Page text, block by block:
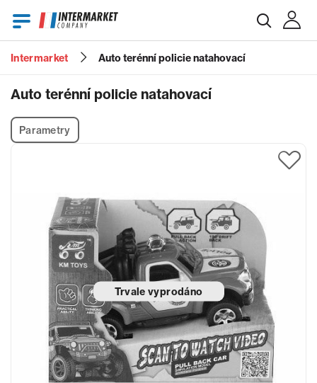
Heslo
Zapomenuté heslo?
Intermarket Auto terénní policie natahovací
Auto terénní policie natahovací
Parametry
Trvale vyprodáno